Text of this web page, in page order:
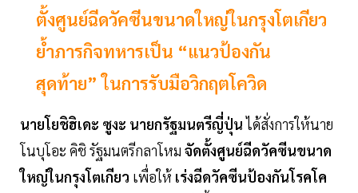
ตั้งศูนย์ฉีดวัคซีนขนาดใหญ่ในกรุงโตเกียว
ย้ำภารกิจทหารเป็น “แนวป้องกัน
สุดท้าย” ในการรับมือวิกฤตโควิด
นายโยชิฮิเดะ ซูงะ นายกรัฐมนตรีญี่ปุ่นได้สั่งการให้นาย
โนบุโอะ คิชิ รัฐมนตรีกลาโหม จัดตั้งศูนย์ฉีดวัคซีนขนาด
ใหญ่ในกรุงโตเกียว เพื่อให้ เร่งฉีดวัคซีนป้องกันโรคโค